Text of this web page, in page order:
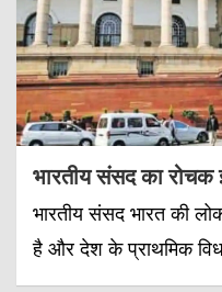
भारतीय संसद का रोचक
भारतीय संसद भारत की
है और देश के प्राथमिक